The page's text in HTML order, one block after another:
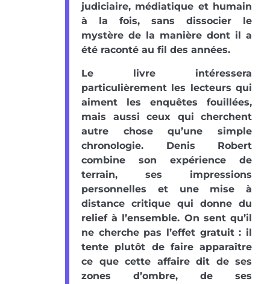
judiciaire, médiatique et humain
à la fois, sans dissocier le
mystère de la manière dont il a
été raconté au fil des années.
Le livre intéressera
particulièrement les lecteurs qui
aiment les enquêtes fouillées,
mais aussi ceux qui cherchent
autre chose qu’une simple
chronologie. Denis Robert
combine son expérience de
terrain, ses impressions
personnelles et une mise à
distance critique qui donne du
relief à l’ensemble. On sent qu’il
ne cherche pas l’effet gratuit : il
tente plutôt de faire apparaître
ce que cette affaire dit de ses
zones d’ombre, de ses